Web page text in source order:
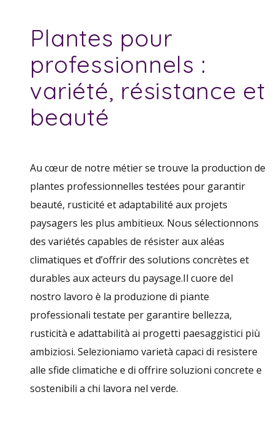
Plantes pour
professionnels :
variété, résistance et
beauté
Au cœur de notre métier se trouve la production de
plantes professionnelles testées pour garantir
beauté, rusticité et adaptabilité aux projets
paysagers les plus ambitieux. Nous sélectionnons
des variétés capables de résister aux aléas
climatiques et d’offrir des solutions concrètes et
durables aux acteurs du paysage.Il cuore del
nostro lavoro è la produzione di piante
professionali testate per garantire bellezza,
rusticità e adattabilità ai progetti paesaggistici più
ambiziosi. Selezioniamo varietà capaci di resistere
alle sfide climatiche e di offrire soluzioni concrete e
sostenibili a chi lavora nel verde.